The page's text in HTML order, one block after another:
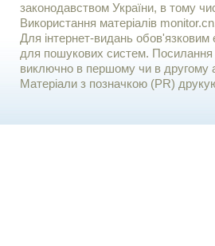
законодавством України, в тому
Використання матерiалiв
Для iнтернет-видань обов'язковим
для пошукових систем. Посилання
виключно в першому чи в другому
Матеріали з позначкою (PR)